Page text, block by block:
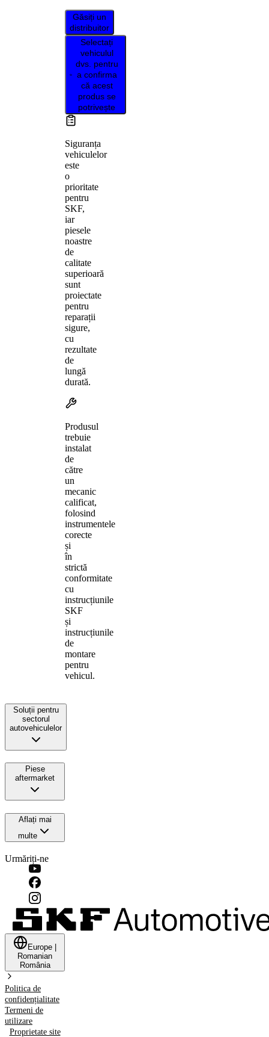
Găsiți un
distribuitor
Selectați
vehiculul
dvs. pentru
a confirma
că acest
produs se
potrivește
Siguranța
vehiculelor
este
o
prioritate
pentru
SKF,
iar
piesele
noastre
de
calitate
superioară
sunt
proiectate
pentru
reparații
sigure,
cu
rezultate
de
lungă
durată.
Produsul
trebuie
instalat
de
către
un
mecanic
calificat,
folosind
instrumentele
corecte
și
în
strictă
conformitate
cu
instrucțiunile
SKF
și
instrucțiunile
de
montare
pentru
vehicul.
Soluții pentru
sectorul
autovehiculelor
Piese
aftermarket
Aflați mai
multe
Urmăriți-ne
Europe
Romanian
România
Politica de
confidențialitate
Termeni de
utilizare
Proprietate site